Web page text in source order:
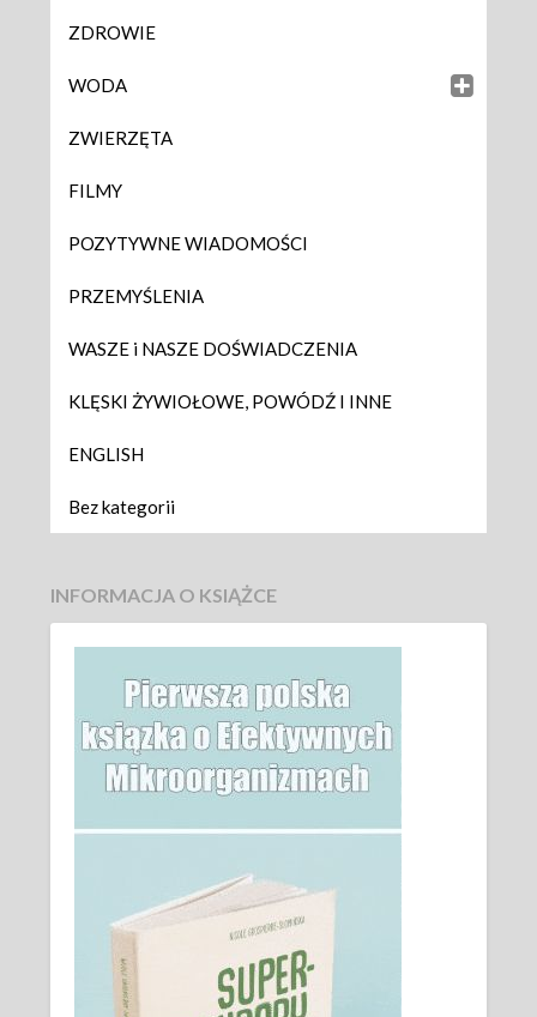
ZDROWIE
WODA
ZWIERZĘTA
FILMY
POZYTYWNE WIADOMOŚCI
PRZEMYŚLENIA
WASZE i NASZE DOŚWIADCZENIA
KLĘSKI ŻYWIOŁOWE, POWÓDŹ I INNE
ENGLISH
Bez kategorii
INFORMACJA O KSIĄŻCE